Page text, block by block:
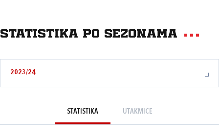
Statistika po sezonama
2023/24
STATISTIKA UTAKMICE